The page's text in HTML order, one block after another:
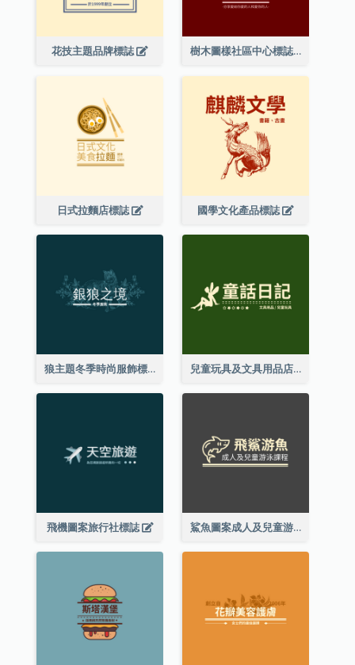
花技主題品牌標誌 樹木圖樣社區中心標誌
日式拉麵店標誌 國學文化產品標誌
狼主題冬季時尚服飾標誌 兒童玩具及文具用品店精靈主題標誌設計
飛機圖案旅行社標誌 鯊魚圖案成人及兒童游泳課程標誌設計